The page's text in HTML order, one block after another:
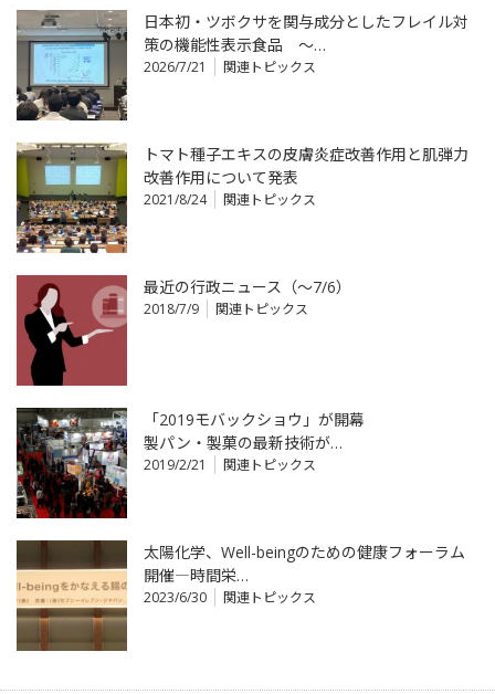
日本初・ツボクサを関与成分としたフレイル対
策の機能性表示食品 ～…
2026/7/21 関連トピックス
トマト種子エキスの皮膚炎症改善作用と肌弾力
改善作用について発表
2021/8/24 関連トピックス
最近の行政ニュース（～7/6）
2018/7/9 関連トピックス
「2019モバックショウ」が開幕
製パン・製菓の最新技術が…
2019/2/21 関連トピックス
太陽化学、Well-beingのための健康フォーラム
開催―時間栄…
2023/6/30 関連トピックス